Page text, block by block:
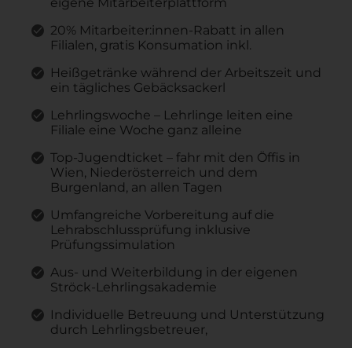
20% Mitarbeiter:innen-Rabatt in allen
Filialen, gratis Konsumation inkl.
Heißgetränke während der Arbeitszeit und
ein tägliches Gebäcksackerl
Lehrlingswoche – Lehrlinge leiten eine
Filiale eine Woche ganz alleine
Top-Jugendticket – fahr mit den Öffis in
Wien, Niederösterreich und dem
Burgenland, an allen Tagen
Umfangreiche Vorbereitung auf die
Lehrabschlussprüfung inklusive
Prüfungssimulation
Aus- und Weiterbildung in der eigenen
Ströck-Lehrlingsakademie
Individuelle Betreuung und Unterstützung
durch Lehrlingsbetreuer,